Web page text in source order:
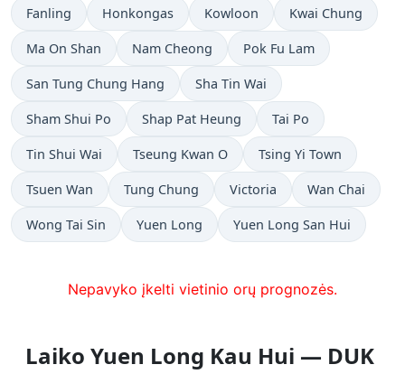
Fanling Honkongas Kowloon Kwai Chung
Ma On Shan Nam Cheong Pok Fu Lam
San Tung Chung Hang Sha Tin Wai
Sham Shui Po Shap Pat Heung Tai Po
Tin Shui Wai Tseung Kwan O Tsing Yi Town
Tsuen Wan Tung Chung Victoria Wan Chai
Wong Tai Sin Yuen Long Yuen Long San Hui
Nepavyko įkelti vietinio orų prognozės.
Laiko Yuen Long Kau Hui — DUK